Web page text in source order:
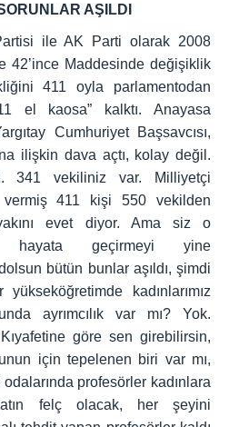
AŞILDI
ile AK Parti olarak 2008
42’ince Maddesinde değişiklik
411 oyla parlamentodan
el kaosa” kalktı. Anayasa
Cumhuriyet Başsavcısı,
ilişkin dava açtı, kolay değil.
341 vekiliniz var. Milliyetçi
411 kişi 550 vekilden
evet diyor. Ama siz o
hayata geçirmeyi yine
bütün bunlar aşıldı, şimdi
kadınlarımız
ayrımcılık var mı? Yok.
göre sen girebilirsin,
için tepelenen biri var mı,
profesörler kadınlara
felç olacak, her şeyini